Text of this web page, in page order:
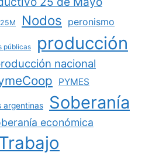
Nodos peronismo
públicas producción
nacional
PYMES
argentinas Soberanía
económica